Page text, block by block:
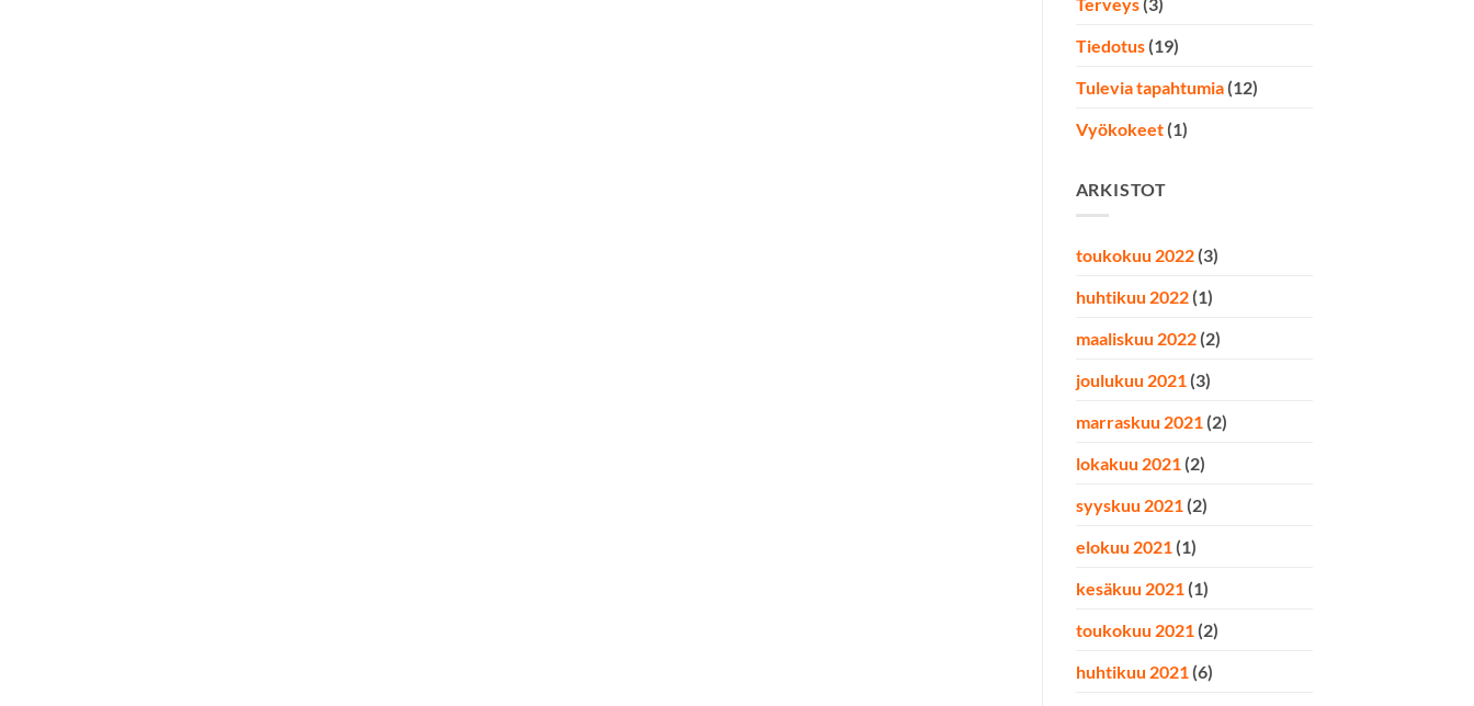
Tiedotus(19)
Tulevia tapahtumia(12)
Vyökokeet(1)
ARKISTOT
toukokuu 2022(3)
huhtikuu 2022(1)
maaliskuu 2022(2)
joulukuu 2021(3)
marraskuu 2021(2)
lokakuu 2021(2)
syyskuu 2021(2)
elokuu 2021(1)
kesäkuu 2021(1)
toukokuu 2021(2)
huhtikuu 2021(6)